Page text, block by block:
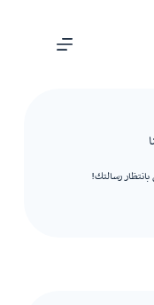
رسالتك!